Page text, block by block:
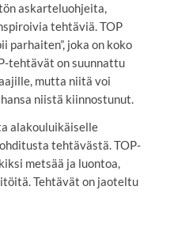
askarteluohjeita,
tehtäviä. TOP
parhaiten”, joka on koko
tehtävät on suunnattu
mutta niitä voi
niistä kiinnostunut.
alakouluikäiselle
tehtävästä. TOP-
metsää ja luontoa,
Tehtävät on jaoteltu